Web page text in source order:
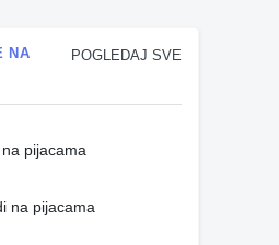
POGLEDAJ SVE
NA
pijacama
na pijacama